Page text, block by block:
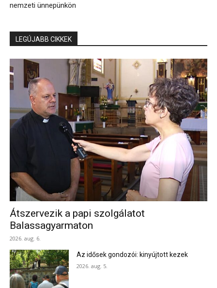
nemzeti ünnepünkön
LEGÚJABB CIKKEK
Átszervezik a papi szolgálatot
Balassagyarmaton
2026. aug. 6.
Az idősek gondozói: kinyújtott kezek
2026. aug. 5.